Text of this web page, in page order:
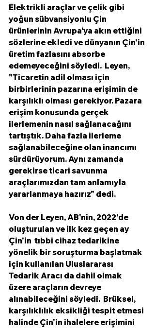
Elektrikli araçlar ve çelik gibi
yoğun sübvansiyonlu Çin
ürünlerinin Avrupa'ya akın ettiğini
sözlerine ekledi ve dünyanın Çin'in
üretim fazlasını absorbe
edemeyeceğini söyledi.  Leyen,
"Ticaretin adil olması için
birbirlerinin pazarına erişimin de
karşılıklı olması gerekiyor. Pazara
erişim konusunda gerçek
ilerlemenin nasıl sağlanacağını
tartıştık. Daha fazla ilerleme
sağlanabileceğine olan inancımı
sürdürüyorum. Aynı zamanda
gerekirse ticari savunma
araçlarımızdan tam anlamıyla
yararlanmaya hazırız" dedi.
Von der Leyen, AB'nin, 2022'de
oluşturulan ve ilk kez geçen ay
Çin'in  tıbbi cihaz tedarikine
yönelik bir soruşturma başlatmak
için kullanılan Uluslararası
Tedarik Aracı da dahil olmak
üzere araçların devreye
alınabileceğini söyledi.  Brüksel,
karşılıklılık eksikliği tespit etmesi
halinde Çin'in ihalelere erişimini